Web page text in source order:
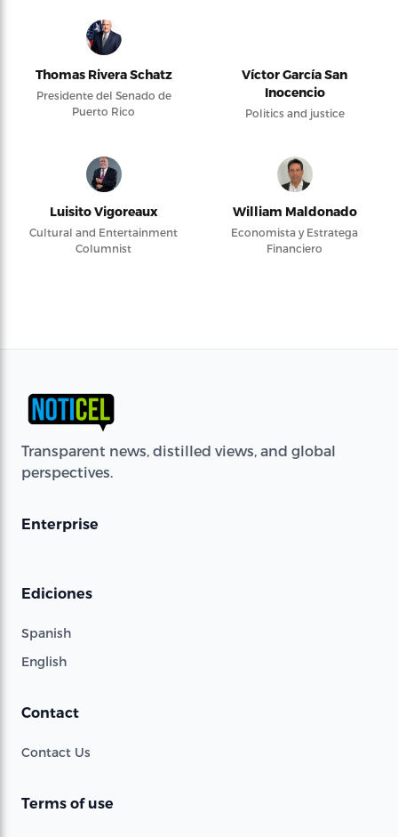
Thomas Rivera Schatz
Presidente del Senado de
Puerto Rico
Víctor García San
Inocencio
Politics and justice
Luisito Vigoreaux
Cultural and Entertainment
Columnist
William Maldonado
Economista y Estratega
Financiero
Transparent news, distilled views, and global
perspectives.
Enterprise
Ediciones
Spanish
English
Contact
Contact Us
Terms of use